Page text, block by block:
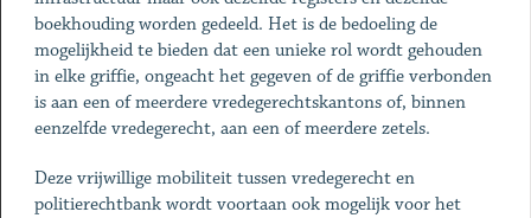
boekhouding worden gedeeld. Het is de bedoeling de
mogelijkheid te bieden dat een unieke rol wordt gehouden
in elke griffie, ongeacht het gegeven of de griffie verbonden
is aan een of meerdere vredegerechtskantons of, binnen
eenzelfde vredegerecht, aan een of meerdere zetels.
Deze vrijwillige mobiliteit tussen vredegerecht en
politierechtbank wordt voortaan ook mogelijk voor het